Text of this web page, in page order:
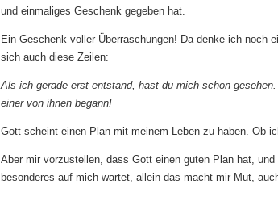
und einmaliges Geschenk gegeben hat.
Ein Geschenk voller Überraschungen! Da denke ich noch
sich auch diese Zeilen:
Als ich gerade erst entstand, hast du mich schon
einer von ihnen begann!
Gott scheint einen Plan mit meinem Leben zu haben. Ob
Aber mir vorzustellen, dass Gott einen guten Plan hat,
besonderes auf mich wartet, allein das macht mir Mut,